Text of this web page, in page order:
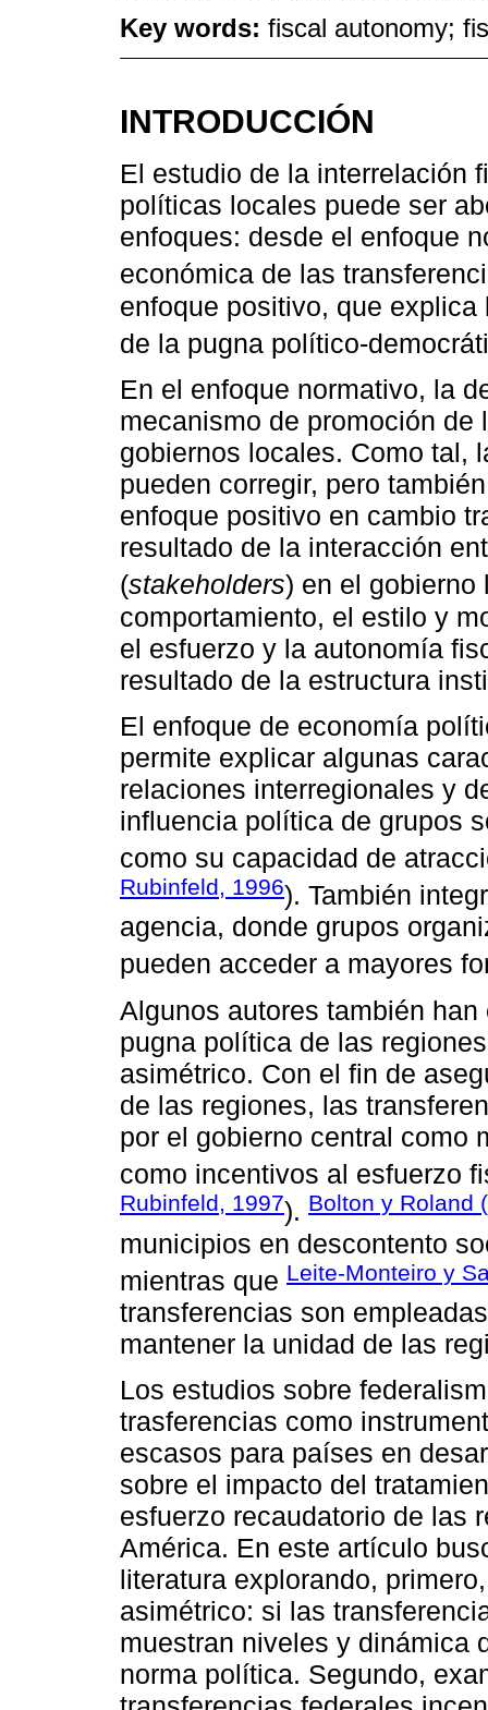
Key words: fiscal autonomy;
INTRODUCCIÓN
El estudio de la interrelación
políticas locales puede ser
enfoques: desde el enfoque
económica de las
enfoque positivo, que
de la pugna político-
En el enfoque normativo, la
mecanismo de promoción
gobiernos locales. Como tal,
pueden corregir, pero
enfoque positivo en cambio
resultado de la interacción
(stakeholders) en el gobierno
comportamiento, el estilo y
el esfuerzo y la autonomía
resultado de la estructura
El enfoque de economía
permite explicar algunas
relaciones interregionales y
influencia política de grupos
como su capacidad de
Rubinfeld, 1996). También
agencia, donde grupos
pueden acceder a mayores
Algunos autores también
pugna política de las
asimétrico. Con el fin de
de las regiones, las
por el gobierno central como
como incentivos al esfuerzo
Rubinfeld, 1997). Bolton y Roland
municipios en descontento
mientras que Leite-Monteiro y
transferencias son
mantener la unidad de las
Los estudios sobre
trasferencias como
escasos para países en
sobre el impacto del
esfuerzo recaudatorio de las
América. En este artículo
literatura explorando,
asimétrico: si las
muestran niveles y dinámica
norma política. Segundo,